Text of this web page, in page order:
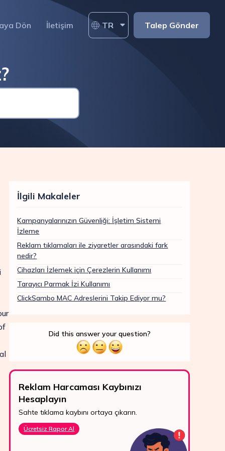
Dön İletişim TR Talep Gönder
İlgili Makaleler
Kampanyalarınızın Güvenliği: İşletim Sistemi
İzleme
Reklam tıklamaları ile ziyaretler arasındaki fark
nedir?
Cihazları İzlemek için Çerezlerin Kullanımı
Tarayıcı Parmak İzi Kullanımı
ClickSambo MAC Adreslerini Takip Ediyor mu?
Did this answer your question?
Reklam Harcaması Kaybınızı
Hesaplayın
Sahte tıklama kaybını ortaya çıkarın.
Ücretsiz Rapor Al